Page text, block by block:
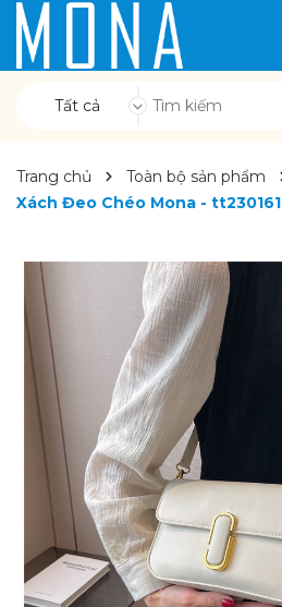
Tất cả
Trang chủ Toàn bộ sản phẩm
Xách Đeo Chéo Mona - tt230161